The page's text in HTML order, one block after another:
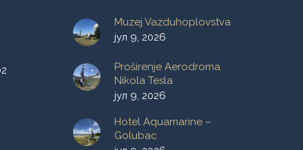
Muzej Vazduhoplovstva
јул 9, 2026
Proširenje Aerodroma
Nikola Tesla
јул 9, 2026
Hotel Aquamarine –
Golubac